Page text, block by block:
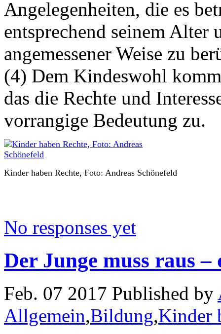
Angelegenheiten, die es
entsprechend seinem
angemessener Weise zu
(4) Dem Kindeswohl
das die Rechte und
vorrangige Bedeutung zu.
Kinder haben Rechte, Foto: Andreas Schönefeld
No responses yet
Der Junge muss raus
Feb. 07 2017 Published by
Allgemein,Bildung,Kinder